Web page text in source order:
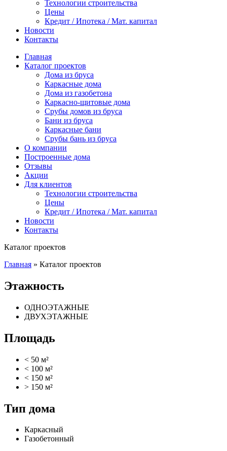
Технологии строительства
Цены
Кредит / Ипотека / Мат. капитал
Новости
Контакты
Главная
Каталог проектов
Дома из бруса
Каркасные дома
Дома из газобетона
Каркасно-щитовые дома
Срубы домов из бруса
Бани из бруса
Каркасные бани
Срубы бань из бруса
О компании
Построенные дома
Отзывы
Акции
Для клиентов
Технологии строительства
Цены
Кредит / Ипотека / Мат. капитал
Новости
Контакты
Каталог проектов
Главная » Каталог проектов
Этажность
ОДНОЭТАЖНЫЕ
ДВУХЭТАЖНЫЕ
Площадь
< 50 м²
< 100 м²
< 150 м²
> 150 м²
Тип дома
Каркасный
Газобетонный